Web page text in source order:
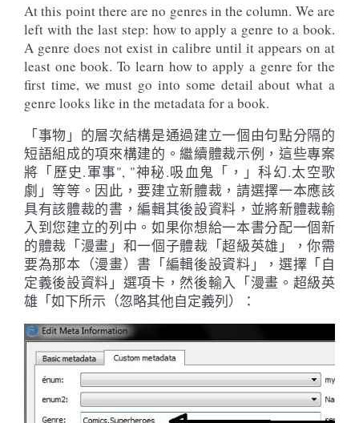
At this point there are no genres in the column. We are
left with the last step: how to apply a genre to a book.
A genre does not exist in calibre until it appears on at
least one book. To learn how to apply a genre for the
first time, we must go into some detail about what a
genre looks like in the metadata for a book.
「事物」的層次結構是通過建立一個由句點分隔的
短語組成的項來構建的。繼續體裁示例，這些專案
將「歷史.軍事", "神秘.吸血鬼「，」科幻.太空歌
劇」等等。因此，要建立新體裁，請選擇一本應該
具有該體裁的書，編輯其後設資料，並將新體裁輸
入到您建立的列中。如果你想給一本書分配一個新
的體裁「漫畫」和一個子體裁「超級英雄」，你需
要為那本（漫畫）書「編輯後設資料」，選擇「自
定義後設資料」選項卡，然後輸入「漫畫。超級英
雄「如下所示（忽略其他自定義列）：